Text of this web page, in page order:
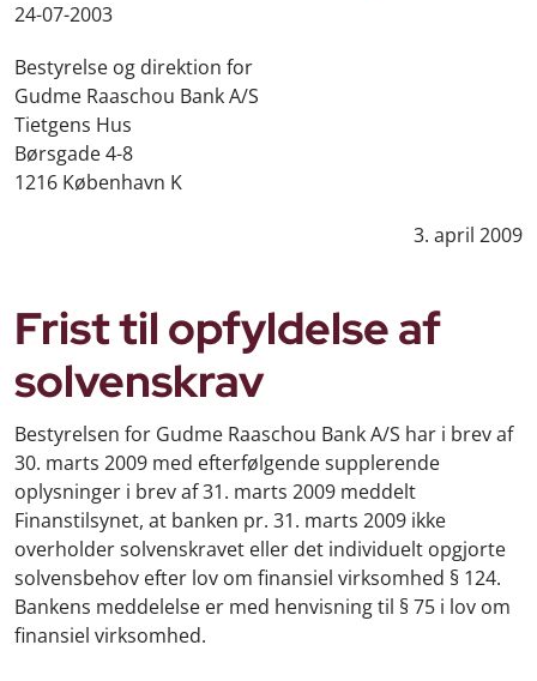
24-07-2003
Bestyrelse og direktion for
Gudme Raaschou Bank A/S
Tietgens Hus
Børsgade 4-8
1216 København K
3. april 2009
Frist til opfyldelse af
solvenskrav
Bestyrelsen for Gudme Raaschou Bank A/S har i brev af
30. marts 2009 med efterfølgende supplerende
oplysninger i brev af 31. marts 2009 meddelt
Finanstilsynet, at banken pr. 31. marts 2009 ikke
overholder solvenskravet eller det individuelt opgjorte
solvensbehov efter lov om finansiel virksomhed § 124.
Bankens meddelelse er med henvisning til § 75 i lov om
finansiel virksomhed.